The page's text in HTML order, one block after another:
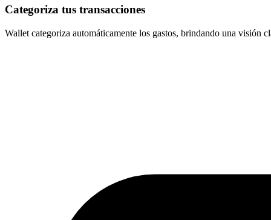
Categoriza tus transacciones
Wallet categoriza automáticamente los gastos, brindando una visión